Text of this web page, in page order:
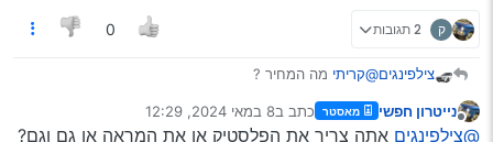
ק 2 תגובות 0
צילפינגים@קריתי מה המחיר ?
מנותק
נייטרון חפשי מאסטר כתב ב8 במאי 2024, 12:29
נערך לאחרונה על ידי
@צילפינגים אתה צריך את הפלסטיק או את המראה או גם וגם?